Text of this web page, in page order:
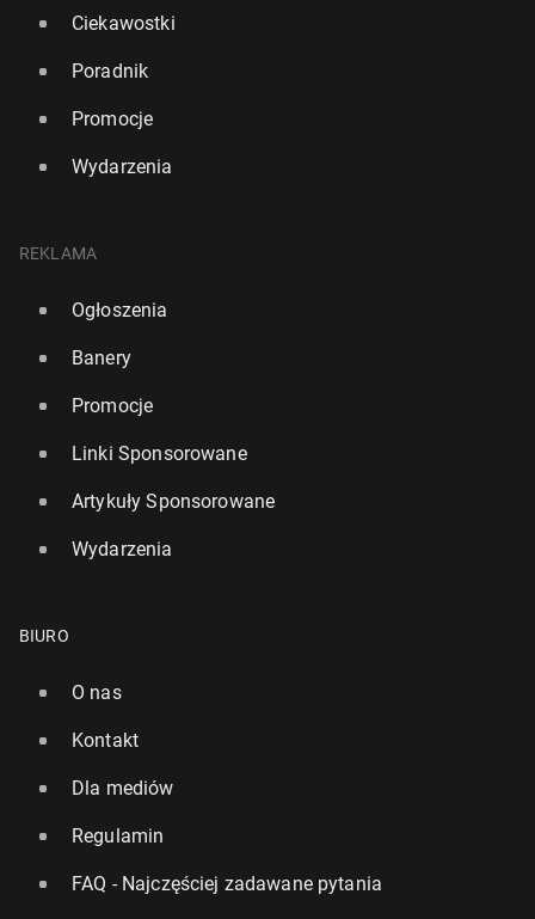
Ciekawostki
Poradnik
Promocje
Wydarzenia
REKLAMA
Ogłoszenia
Banery
Promocje
Linki Sponsorowane
Artykuły Sponsorowane
Wydarzenia
BIURO
O nas
Kontakt
Dla mediów
Regulamin
FAQ - Najczęściej zadawane pytania